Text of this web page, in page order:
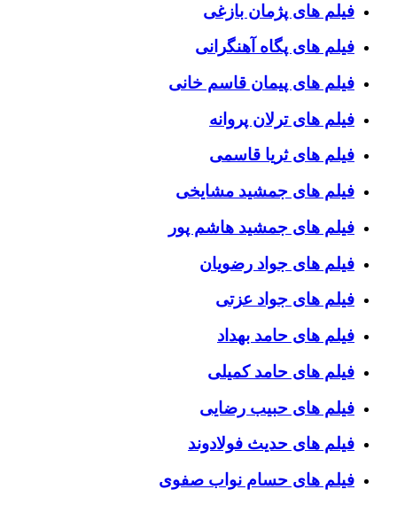
فیلم های پژمان بازغی
فیلم های پگاه آهنگرانی
فیلم های پیمان قاسم خانی
فیلم های ترلان پروانه
فیلم های ثریا قاسمی
فیلم های جمشید مشایخی
فیلم های جمشید هاشم پور
فیلم های جواد رضویان
فیلم های جواد عزتی
فیلم های حامد بهداد
فیلم های حامد کمیلی
فیلم های حبیب رضایی
فیلم های حدیث فولادوند
فیلم های حسام نواب صفوی